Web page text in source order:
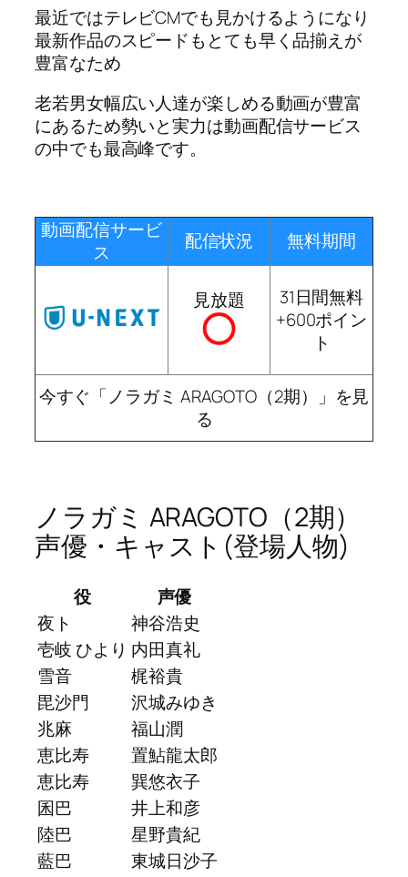
最近ではテレビCMでも見かけるようになり
最新作品のスピードもとても早く品揃えが
豊富なため
老若男女幅広い人達が楽しめる動画が豊富
にあるため勢いと実力は動画配信サービス
の中でも最高峰です。
動画配信サービ
ス
配信状況 無料期間
見放題
31日間無料
+600ポイン
ト
今すぐ「ノラガミ ARAGOTO（2期）」を見
る
ノラガミ ARAGOTO（2期）
声優・キャスト(登場人物)
役
声優
夜ト
神谷浩史
壱岐 ひより 内田真礼
雪音
梶裕貴
毘沙門
沢城みゆき
兆麻
福山潤
恵比寿
置鮎龍太郎
恵比寿
巽悠衣子
囷巴
井上和彦
陸巴
星野貴紀
藍巴
東城日沙子